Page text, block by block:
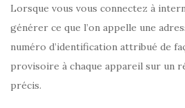
Lorsque vous vous connectez à
générer ce que l’on appelle une
numéro d’identification attribué de
provisoire à chaque appareil sur un
précis.